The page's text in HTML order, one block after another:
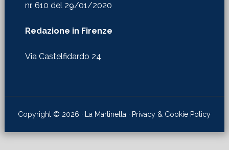
nr. 610 del 29/01/2020
Redazione in Firenze
Via Castelfidardo 24
Copyright © 2026 · La Martinella · Privacy & Cookie Policy